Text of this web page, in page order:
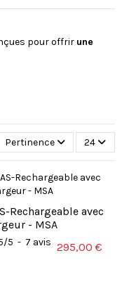
pour offrir une
Pertinence 24
Rechargeable avec
- MSA
/5 - 7 avis 295,00 €